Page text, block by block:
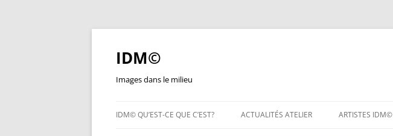
Aller
IDM©
Images dans le milieu
IDM© QU’EST-CE QUE C’EST? ACTUALITÉS ATELIER ARTISTES IDM©